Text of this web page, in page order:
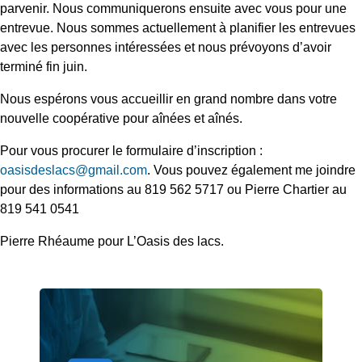
parvenir. Nous communiquerons ensuite avec vous pour une
entrevue. Nous sommes actuellement à planifier les entrevues
avec les personnes intéressées et nous prévoyons d’avoir
terminé fin juin.
Nous espérons vous accueillir en grand nombre dans votre
nouvelle coopérative pour aînées et aînés.
Pour vous procurer le formulaire d’inscription :
oasisdeslacs@gmail.com. Vous pouvez également me joindre
pour des informations au 819 562 5717 ou Pierre Chartier au
819 541 0541
Pierre Rhéaume pour L’Oasis des lacs.